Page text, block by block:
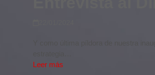
Leer más